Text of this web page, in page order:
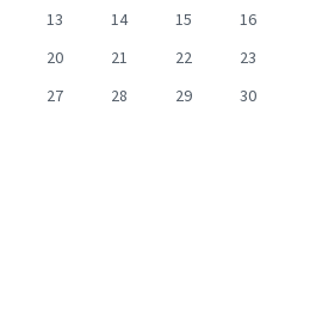
13 14 15
16
20 21 22
23
27 28 29
30